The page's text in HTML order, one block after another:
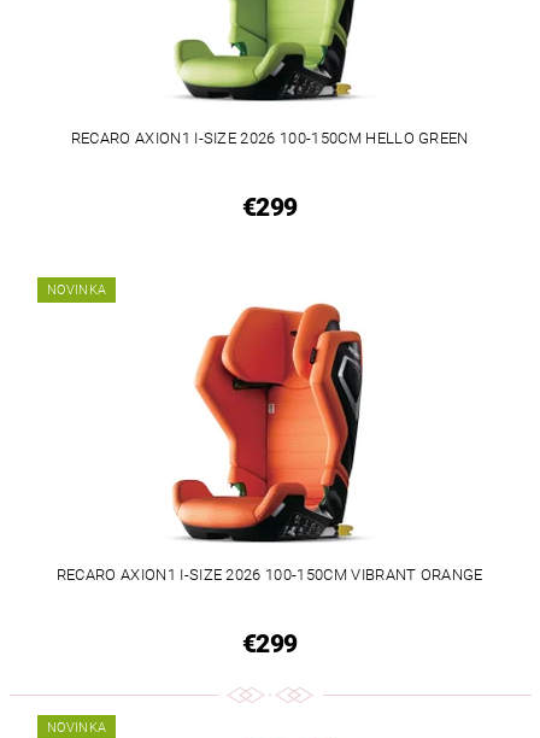
RECARO AXION1 I-SIZE 2026 100-150CM HELLO GREEN
€299
NOVINKA
RECARO AXION1 I-SIZE 2026 100-150CM VIBRANT ORANGE
€299
NOVINKA